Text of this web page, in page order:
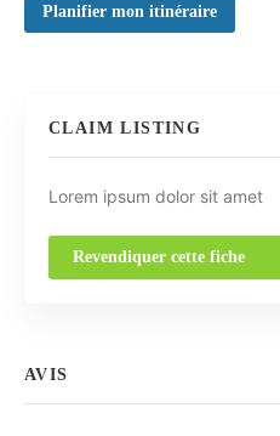
Planifier mon itinéraire
CLAIM LISTING
Lorem ipsum dolor sit amet
Revendiquer cette fiche
AVIS